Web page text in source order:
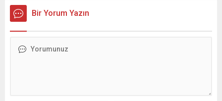
üzerine çıkarak yaz değerlerine ulaşacak. Ayrıca...
Bir Yorum Yazın